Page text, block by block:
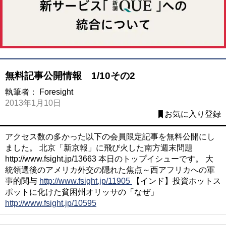
無料記事公開情報 1/10その2
執筆者：
Foresight
2013年1月10日
お気に入り登録
アクセス数の多かった以下の会員限定記事を無料公開にし
ました。 北京「新京報」に飛び火した南方週末問題
http://www.fsight.jp/13663 本日のトップイシューです。 大
統領選後のアメリカ外交の隠れた焦点～西アフリカへの軍
事的関与 http://www.fsight.jp/11905
【インド】投資ホットス
ポットに化けた貧困州オリッサの「なぜ」
http://www.fsight.jp/10595